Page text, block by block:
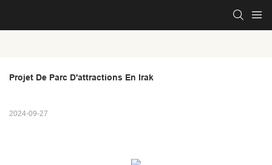
Projet De Parc D'attractions En Irak
2024-09-27